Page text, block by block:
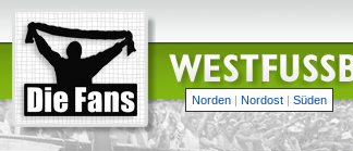
Norden | Nordost | Süden